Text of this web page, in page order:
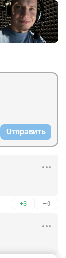
Отправить
+3 –0